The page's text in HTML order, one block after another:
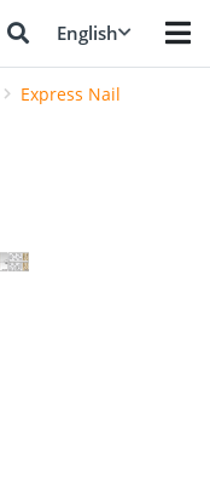
English
Express Nail